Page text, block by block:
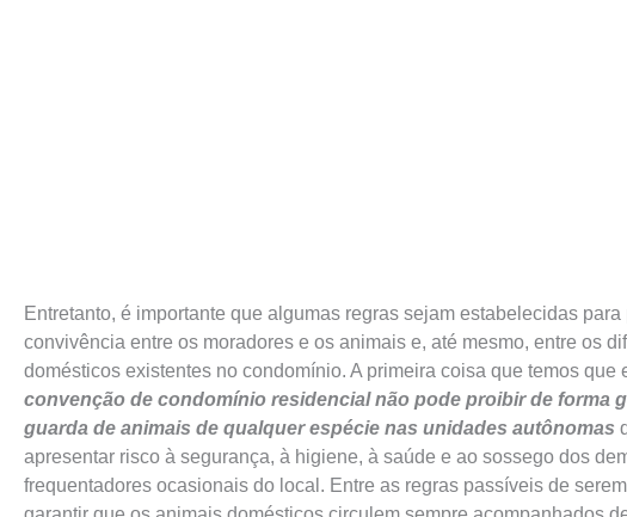
Entretanto, é importante que algumas regras sejam estabelecidas para
convivência entre os moradores e os animais e, até mesmo, entre os
domésticos existentes no condomínio. A primeira coisa que temos que
convenção de condomínio residencial não pode proibir de forma
guarda de animais de qualquer espécie nas unidades autônomas
apresentar risco à segurança, à higiene, à saúde e ao sossego dos
frequentadores ocasionais do local. Entre as regras passíveis de